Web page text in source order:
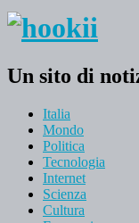
Un sito di
Italia
Mondo
Politica
Tecnologia
Internet
Scienza
Cultura